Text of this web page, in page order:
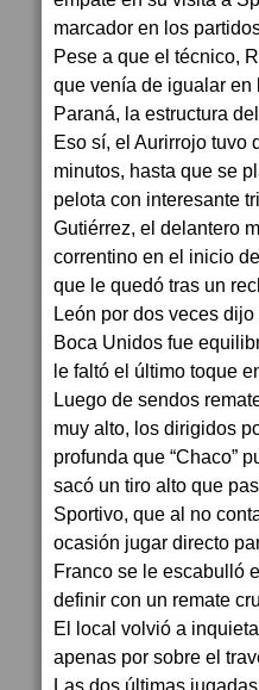
marcador en los
Pese a que el técnico,
que venía de igualar en
Paraná, la estructura
Eso sí, el Aurirrojo tuvo
minutos, hasta que se
pelota con interesante
Gutiérrez, el delantero
correntino en el inicio
que le quedó tras un
León por dos veces
Boca Unidos fue
le faltó el último toque
Luego de sendos
muy alto, los dirigidos
profunda que “Chaco”
sacó un tiro alto que
Sportivo, que al no
ocasión jugar directo
Franco se le escabulló
definir con un remate
El local volvió a
apenas por sobre el
Las dos últimas